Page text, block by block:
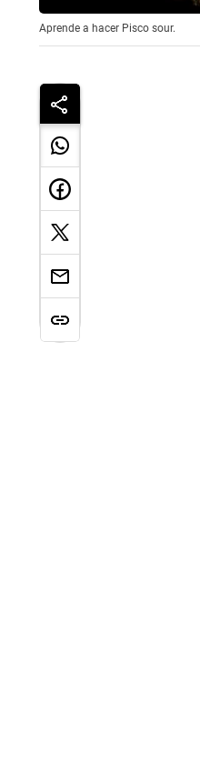
Aprende a hacer Pisco sour.